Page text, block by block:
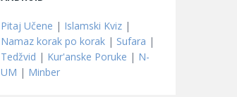
Pitaj Učene | Islamski Kviz |
Namaz korak po korak | Sufara |
Tedžvid | Kur'anske Poruke | N-
UM | Minber